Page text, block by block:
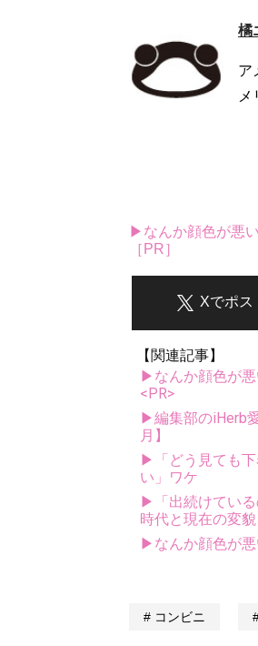
橘
ア
▶なんか顔色が悪
［PR］
Xでポス
【関連記事】
▶なんか顔色が悪
<PR>
▶編集部のiHerb
月】
▶「どう見ても下
い」ワケ
▶「出続けている
時代と現在の変
▶なんか顔色が悪
コンビニ